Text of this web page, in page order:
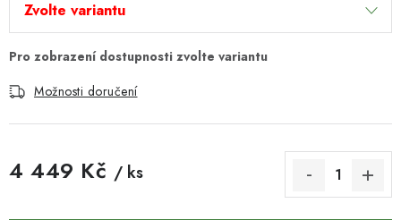
DÁRKOVÉ POUKAZY
STROJE DO DÍLNY
Možnosti doručení
4 449 Kč / ks